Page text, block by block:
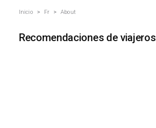
Inicio > Fr > About
Recomendaciones de viajeros